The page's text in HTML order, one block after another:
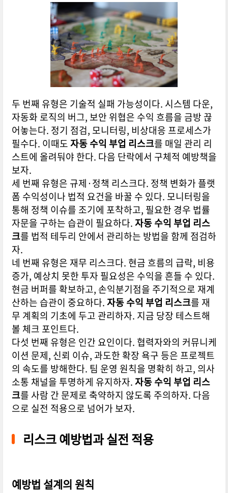
두 번째 유형은 기술적 실패 가능성이다. 시스템 다운,
자동화 로직의 버그, 보안 위협은 수익 흐름을 금방 끊
어놓는다. 정기 점검, 모니터링, 비상대응 프로세스가
필수다. 이때도자동 수익 부업 리스크를 매일 관리 리
스트에 올려둬야 한다. 다음 단락에서 구체적 예방책을
보자.
세 번째 유형은 규제·정책 리스크다. 정책 변화가 플랫
폼 수익성이나 법적 요건을 바꿀 수 있다. 모니터링을
통해 정책 이슈를 조기에 포착하고, 필요한 경우 법률
자문을 구하는 습관이 필요하다.자동 수익 부업 리스
크를 법적 테두리 안에서 관리하는 방법을 함께 점검하
자.
네 번째 유형은 재무 리스크다. 현금 흐름의 급락, 비용
증가, 예상치 못한 투자 필요성은 수익을 흔들 수 있다.
현금 버퍼를 확보하고, 손익분기점을 주기적으로 재계
산하는 습관이 중요하다.자동 수익 부업 리스크를 재
무 계획의 기초에 두고 관리하자. 지금 당장 테스트해
볼 체크 포인트다.
다섯 번째 유형은 인간 요인이다. 협력자와의 커뮤니케
이션 문제, 신뢰 이슈, 과도한 확장 욕구 등은 프로젝트
의 속도를 방해한다. 팀 운영 원칙을 명확히 하고, 의사
소통 채널을 투명하게 유지하자.자동 수익 부업 리스
크를 사람 간 문제로 축약하지 않도록 주의하자. 다음
으로 실전 적용으로 넘어가 보자.
리스크 예방법과 실전 적용
예방법 설계의 원칙